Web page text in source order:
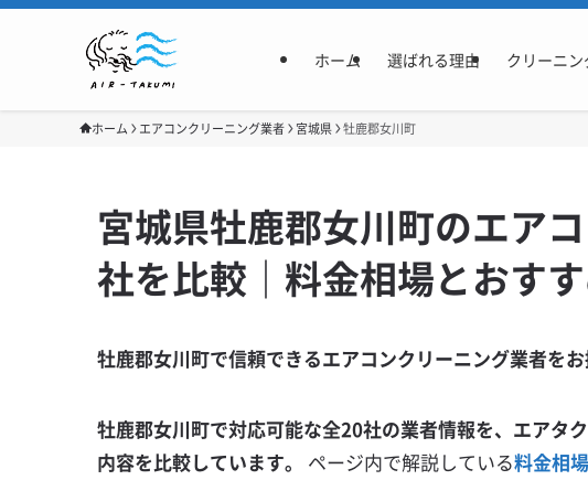
ホーム 選ばれる理由 クリーニ
ホーム エアコンクリーニング業者 宮城県 牡鹿郡女川町
宮城県牡鹿郡女川町のエア
社を比較｜料金相場とおす
牡鹿郡女川町で信頼できるエアコンクリーニング業者をお
牡鹿郡女川町で対応可能な全20社の業者情報を、エアタ
内容を比較しています。
ページ内で解説している料金相場